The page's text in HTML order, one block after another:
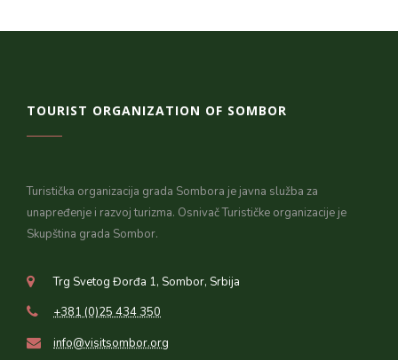
TOURIST ORGANIZATION OF SOMBOR
Turistička organizacija grada Sombora je javna služba za
unapređenje i razvoj turizma. Osnivač Turističke organizacije je
Skupština grada Sombor.
Trg Svetog Đorđa 1, Sombor, Srbija
+381 (0)25 434 350
info@visitsombor.org